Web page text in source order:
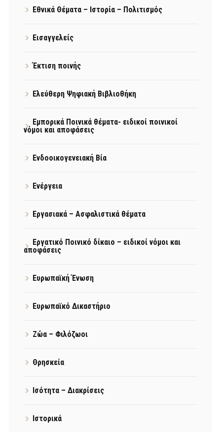
Εθνικά Θέματα – Ιστορία – Πολιτισμός
Εισαγγελείς
Έκτιση ποινής
Ελεύθερη Ψηφιακή Βιβλιοθήκη
Εμπορικά Ποινικά θέματα- ειδικοί ποινικοί
νόμοι και αποφάσεις
Ενδοοικογενειακή Βία
Ενέργεια
Εργασιακά – Ασφαλιστικά θέματα
Εργατικό Ποινικό δίκαιο – ειδικοί νόμοι και
αποφάσεις
Ευρωπαϊκή Ένωση
Ευρωπαϊκό Δικαστήριο
Ζώα – Φιλόζωοι
Θρησκεία
Ισότητα – Διακρίσεις
Ιστορικά